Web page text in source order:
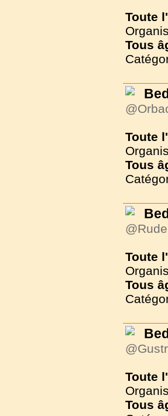
Toute
Tous
Toute
Tous
Toute
Tous
Toute
Tous